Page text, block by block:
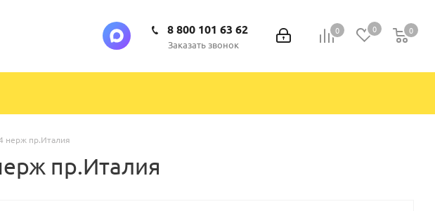
0 0 0
0
8 800 101 63 62
Заказать звонок
нерж пр.Италия
пр.Италия